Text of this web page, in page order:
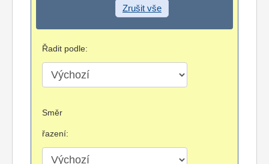
Zrušit vše
Řadit podle:
Směr
řazení: